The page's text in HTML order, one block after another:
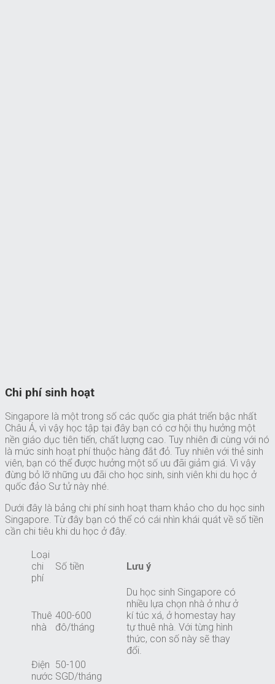
Chi phí sinh hoạt
Singapore là một trong số các quốc gia phát triển bậc nhất
Châu Á, vì vậy học tập tại đây bạn có cơ hội thụ hưởng một
nền giáo dục tiên tiến, chất lượng cao. Tuy nhiên đi cùng với nó
là mức sinh hoạt phí thuộc hàng đắt đỏ. Tuy nhiên với thẻ sinh
viên, bạn có thể được hưởng một số ưu đãi giảm giá. Vì vậy
đừng bỏ lỡ những ưu đãi cho học sinh, sinh viên khi du học ở
quốc đảo Sư tử này nhé.
Dưới đây là bảng chi phí sinh hoạt tham khảo cho du học sinh
Singapore. Từ đây bạn có thể có cái nhìn khái quát về số tiền
cần chi tiêu khi du học ở đây.
Loại
chi
phí
Số tiền Lưu ý
Thuê
nhà
400-600
đô/tháng
Du học sinh Singapore có
nhiều lựa chọn nhà ở như ở
kí túc xá, ở homestay hay
tự thuê nhà. Với từng hình
thức, con số này sẽ thay
đổi.
Điện
nước
50-100
SGD/tháng